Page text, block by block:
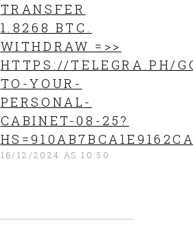
TRANSFER
1.8268 BTC.
WITHDRAW =>>
HTTPS://TELEGRA.PH/
TO-YOUR-
PERSONAL-
CABINET-08-25?
16/12/2024 ÁS 10:50